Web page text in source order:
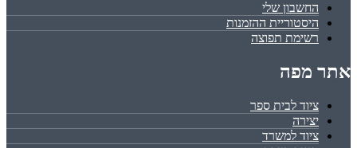
החשבון שלי
היסטוריית ההזמנות
רשימת תפוצה
אתר מפה
ציוד לבית ספר
יצירה
ציוד למשרד